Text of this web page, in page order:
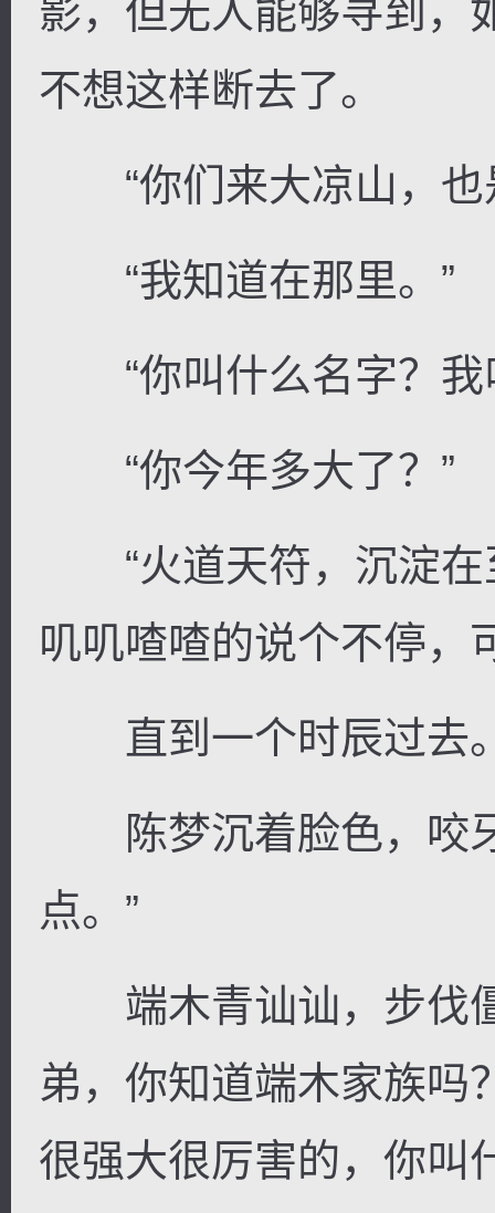
影，但无人能够寻到，
不想这样断去了。
“你们来大凉山，也
“我知道在那里。”
“你叫什么名字？我
“你今年多大了？”
“火道天符，沉淀在
叽叽喳喳的说个不停，
直到一个时辰过去
陈梦沉着脸色，咬牙
点。”
端木青讪讪，步伐僵
弟，你知道端木家族吗
很强大很厉害的，你叫